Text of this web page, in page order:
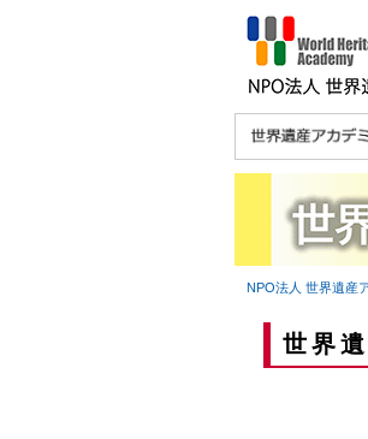
理念
メッセージ
主な活動内容
沿革
組織図・役員
研究員紹介 >>
宮澤 光
研究員によるメ
ア協力など
法人会員・協賛
／公認団体
メディア協力／
スリリース
NPO法人 世界遺産
世界